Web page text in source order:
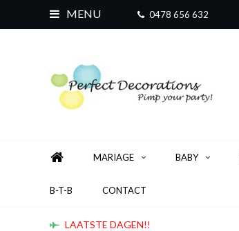
MENU 0478 656 632
MARIAGE BABY
B-T-B CONTACT
LAATSTE DAGEN!!